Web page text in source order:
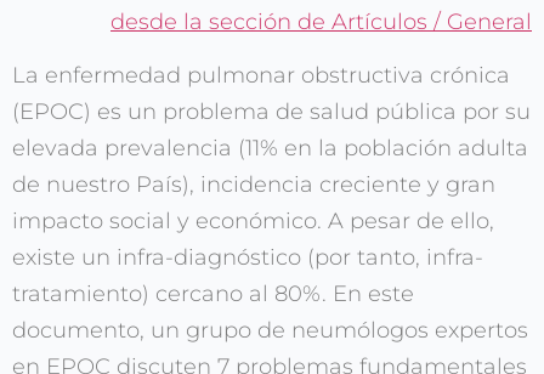
desde la sección de Artículos / General
La enfermedad pulmonar obstructiva crónica
(EPOC) es un problema de salud pública por su
elevada prevalencia (11% en la población adulta
de nuestro País), incidencia creciente y gran
impacto social y económico. A pesar de ello,
existe un infra-diagnóstico (por tanto, infra-
tratamiento) cercano al 80%. En este
documento, un grupo de neumólogos expertos
en EPOC discuten 7 problemas fundamentales